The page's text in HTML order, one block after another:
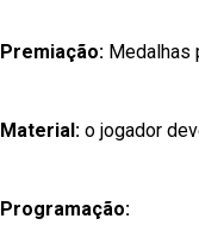
Premiação:Medalhas
Material: o jogador
Programação: